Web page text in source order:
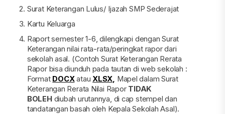
Surat Keterangan Lulus/ Ijazah SMP Sederajat
Kartu Keluarga
Raport semester 1-6, dilengkapi dengan Surat
Keterangan nilai rata-rata/peringkat rapor dari
sekolah asal. (Contoh Surat Keterangan Rerata
Rapor bisa diunduh pada tautan di web sekolah :
Format DOCXatau XLSX, Mapel dalam Surat
Keterangan Rerata Nilai Rapor TIDAK
BOLEHdiubah urutannya, di cap stempel dan
tandatangan basah oleh Kepala Sekolah Asal).